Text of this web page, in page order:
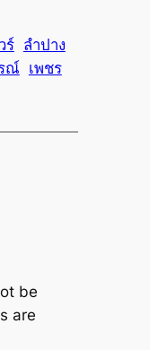
ร์ ลำปาง
ณ์
เพชร
be
are